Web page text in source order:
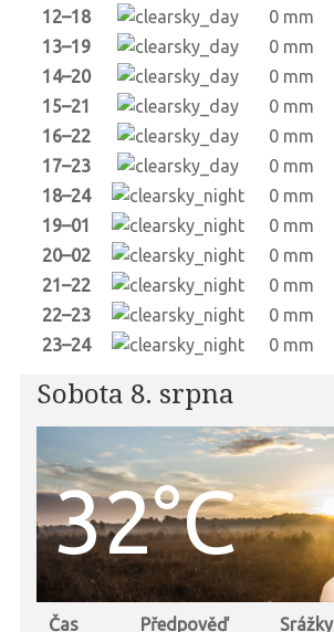
12–18 0 mm
13–19
0 mm
14–20
0 mm
15–21
0 mm
16–22
0 mm
17–23
0 mm
18–24
0 mm
19–01
0 mm
20–02
0 mm
21–22
0 mm
22–23
0 mm
23–24
0 mm
Sobota 8. srpna
32°C
Čas Předpověď Srážky